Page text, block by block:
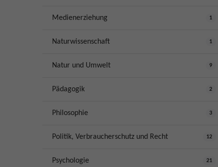
Medienerziehung 1
Naturwissenschaft 1
Natur und Umwelt 9
Pädagogik 2
Philosophie 3
Politik, Verbraucherschutz und Recht 12
Psychologie 21